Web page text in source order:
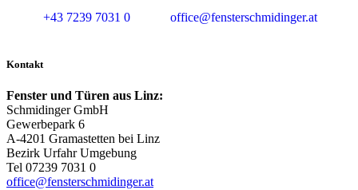
+43 7239 7031 0 office@fensterschmidinger.at
Kontakt
Fenster und Türen aus Linz:
Schmidinger GmbH
Gewerbepark 6
A-4201 Gramastetten bei Linz
Bezirk Urfahr Umgebung
Tel 07239 7031 0
office@fensterschmidinger.at